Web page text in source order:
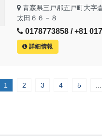
青森県三戸郡五戸町大字
太田６６－８
0178773858 / +81
詳細情報
1 2 3 4 5